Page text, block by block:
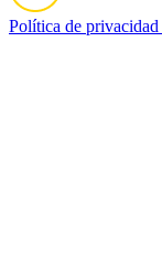
Política de privacidad